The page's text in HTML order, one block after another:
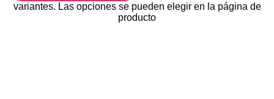
variantes. Las opciones se pueden elegir en la página de
producto